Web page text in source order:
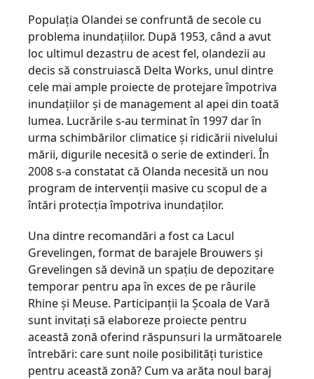
Populaţia Olandei se confruntă de secole cu
problema inundaţiilor. După 1953, când a avut
loc ultimul dezastru de acest fel, olandezii au
decis să construiască Delta Works, unul dintre
cele mai ample proiecte de protejare împotriva
inundaţiilor şi de management al apei din toată
lumea. Lucrările s-au terminat în 1997 dar în
urma schimbărilor climatice şi ridicării nivelului
mării, digurile necesită o serie de extinderi. În
2008 s-a constatat că Olanda necesită un nou
program de intervenţii masive cu scopul de a
întări protecţia împotriva inundaţilor.
Una dintre recomandări a fost ca Lacul
Grevelingen, format de barajele Brouwers şi
Grevelingen să devină un spaţiu de depozitare
temporar pentru apa în exces de pe râurile
Rhine şi Meuse. Participanţii la Şcoala de Vară
sunt invitaţi să elaboreze proiecte pentru
această zonă oferind răspunsuri la următoarele
întrebări: care sunt noile posibilităţi turistice
pentru această zonă? Cum va arăta noul baraj